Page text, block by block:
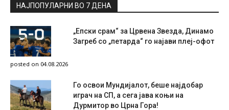
НАЈПОПУЛАРНИ ВО 7 ДЕНА
„Епски срам“ за Црвена Звезда, Динамо
Загреб со „петарда“ го најави плеј-офот
posted on 04.08.2026
Го освои Мундијалот, беше најдобар
играч на СП, а сега јава коњи на
Дурмитор во Црна Гора!